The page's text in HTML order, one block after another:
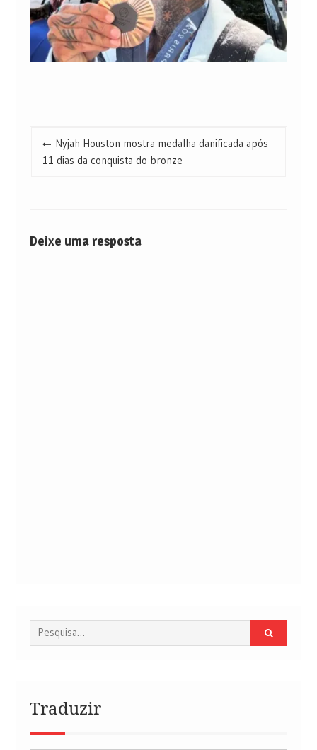
Navegação
de
Nyjah Houston mostra medalha danificada após
11 dias da conquista do bronze
Deixe uma resposta
Procurar
por:
Traduzir